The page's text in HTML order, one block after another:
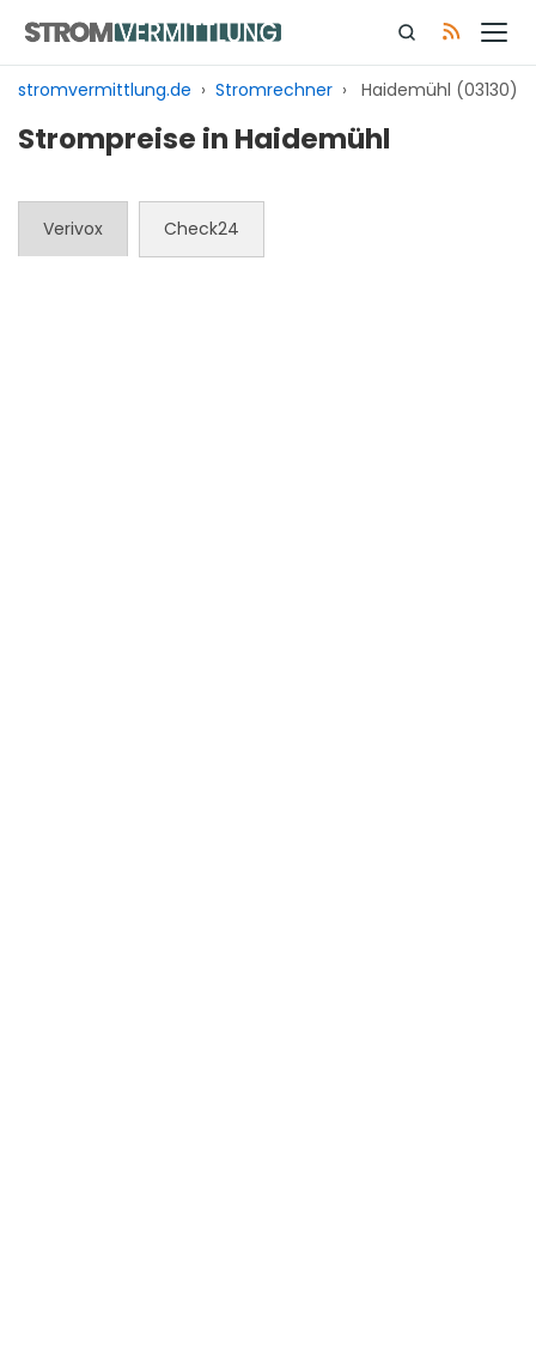
Inhalt
springen
stromvermittlung.de › Stromrechner › Haidemühl (03130)
Strompreise in Haidemühl
Verivox Check24